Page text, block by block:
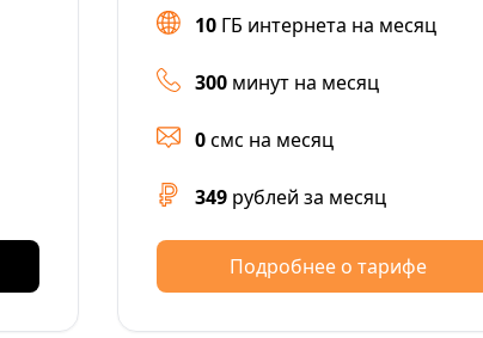
10 ГБ интернета на месяц
300 минут на месяц
0смс на месяц
349 рублей за месяц
Подробнее о тарифе